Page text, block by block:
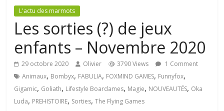
L'actu des marmots
Les sorties (?) de jeux
enfants – Novembre 2020
29 octobre 2020 Olivier 3790 Views
1 Comment
Animaux, Bombyx, FABULIA, FOXMIND GAMES, Funnyfox,
Gigamic, Goliath, Lifestyle Boardames, Magie, NOUVEAUTÉS, Oka
Luda, PREHISTOIRE, Sorties,The Flying Games